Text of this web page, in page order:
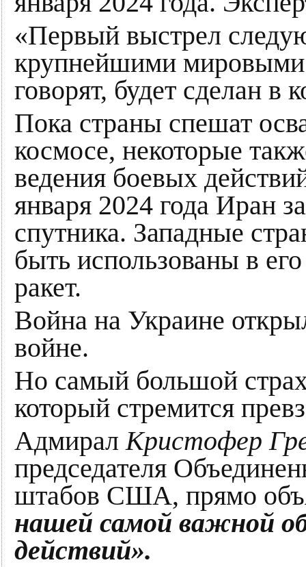
«Первый выстрел
крупнейшими мировыми
говорят, будет сделан в
Пока страны спешат
космосе, некоторые
ведения боевых
января 2024 года Иран
спутника. Западные
быть использованы в
ракет.
Война на Украине
войне.
Но самый большой
который стремится
Адмирал Кристофер
председателя
штабов США, прямо
нашей самой важной
действий».